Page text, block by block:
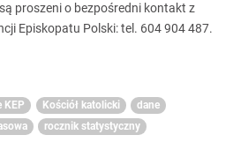
proszeni o bezpośredni kontakt z
Episkopatu Polski: tel. 604 904 487.
KEP Kościół katolicki
dane
rocznik statystyczny